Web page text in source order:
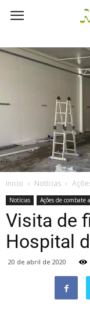
Inicio Notícias
Notícias Ações de combate
Visita de
Hospital
20 de abril de 2020